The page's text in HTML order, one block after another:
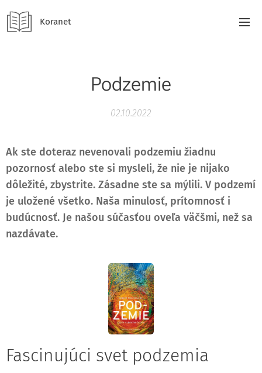
Koranet
Podzemie
02.10.2022
Ak ste doteraz nevenovali podzemiu žiadnu
pozornosť alebo ste si mysleli, že nie je nijako
dôležité, zbystrite. Zásadne ste sa mýlili. V podzemí
je uložené všetko. Naša minulosť, prítomnosť i
budúcnosť. Je našou súčasťou oveľa väčšmi, než sa
nazdávate.
Fascinujúci svet podzemia